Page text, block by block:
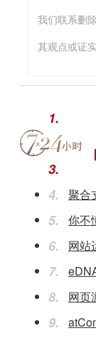
我们联系删
其观点或证
1.
2.
3.
4.
5.
6. 网站
7.
8.
9.